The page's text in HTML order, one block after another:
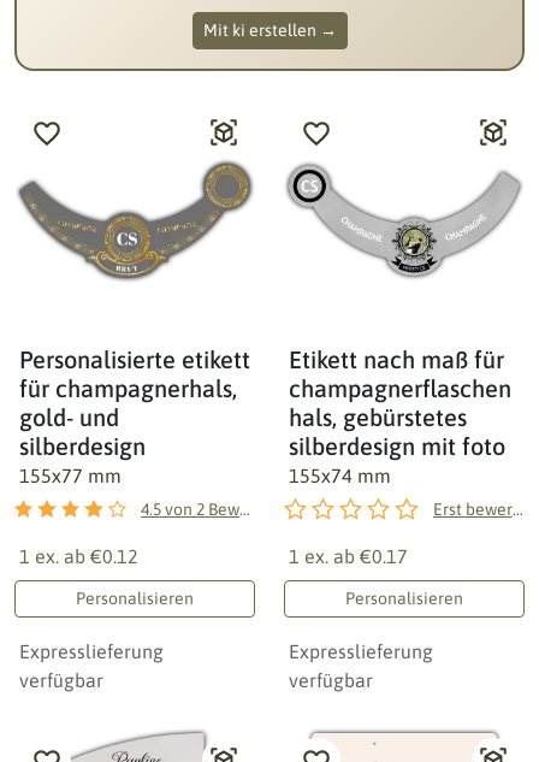
Mit ki erstellen →
Personalisierte etikett
für champagnerhals,
gold- und
silberdesign
155x77 mm
4.5von 2 Bewertungen
1 ex. ab €0.12
Personalisieren
Expresslieferung
verfügbar
Etikett nach maß für
champagnerflaschen
hals, gebürstetes
silberdesign mit foto
155x74 mm
Erst bewerten!
1 ex. ab €0.17
Personalisieren
Expresslieferung
verfügbar